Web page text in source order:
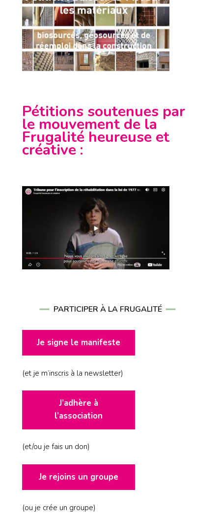
Pétitions soutenues par
le mouvement de la
Frugalité heureuse et
créative :
PARTICIPER À LA FRUGALITÉ
Je signe le manifeste
(et je m’inscris à la newsletter)
J’adhère à
l’association
(et/ou je fais un don)
Je rejoins un groupe
(ou je crée un groupe)